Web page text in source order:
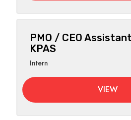
PMO / CEO
KPAS
Intern
VIEW